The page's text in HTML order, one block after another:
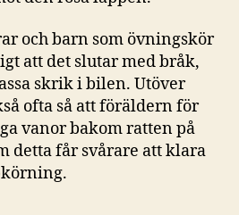
och barn som övningskör
att det slutar med bråk,
skrik i bilen. Utöver
ofta så att föräldern för
vanor bakom ratten på
detta får svårare att klara